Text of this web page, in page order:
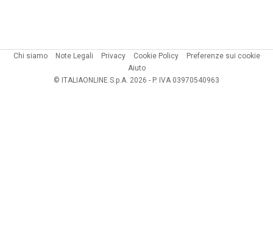
Chi siamo Note Legali Privacy Cookie Policy
Preferenze sui cookie
Aiuto
© ITALIAONLINE S.p.A. 2026 - P. IVA 03970540963